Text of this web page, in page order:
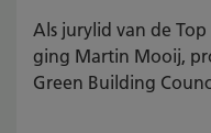
Als jurylid van de
ging Martin Mooij,
Green Building